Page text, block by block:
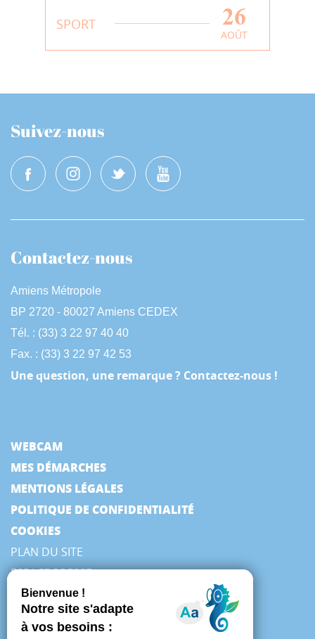
SPORT 26
AOÛT
Suivez-nous
Contactez-nous
Amiens Métropole
BP 2720 - 80027 Amiens CEDEX
Tél. : (33) 3 22 97 40 40
Fax. : (33) 3 22 97 42 53
Une question, une remarque ? Contactez-nous !
WEBCAM
MES DÉMARCHES
MENTIONS LÉGALES
POLITIQUE DE CONFIDENTIALITÉ
COOKIES
PLAN DU SITE
ESPACE PRESSE